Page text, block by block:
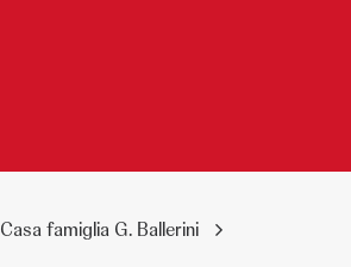
Casa famiglia G. Ballerini